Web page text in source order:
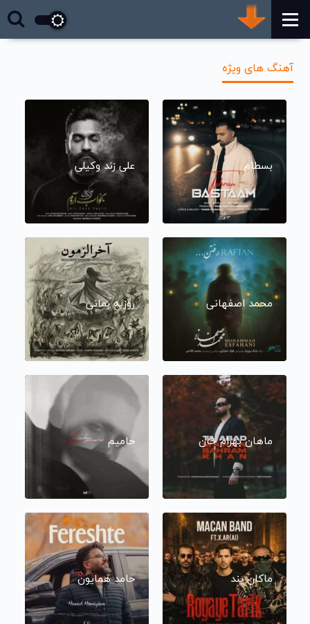
آهنگ های ویژه
بسطام علی زند وکیلی
محمد اصفهانی روزبه بمانی
ماهان بهرام خان حامیم
ماکان بند حامد همایون